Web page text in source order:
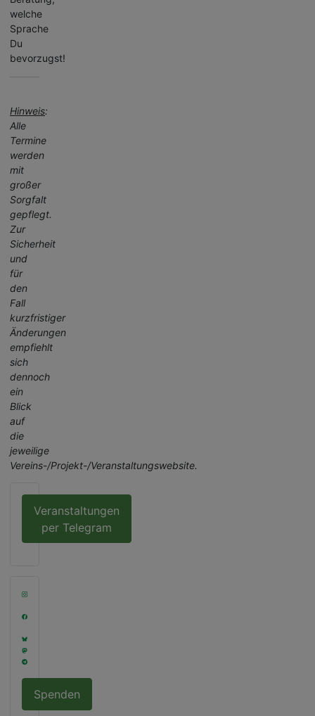
welche
Sprache
Du
bevorzugst!
Hinweis:
Alle
Termine
werden
mit
großer
Sorgfalt
gepflegt.
Zur
Sicherheit
und
für
den
Fall
kurzfristiger
Änderungen
empfiehlt
sich
dennoch
ein
Blick
auf
die
jeweilige
Vereins-/Projekt-/Veranstaltungswebsite.
Veranstaltungen
per Telegram
Spenden